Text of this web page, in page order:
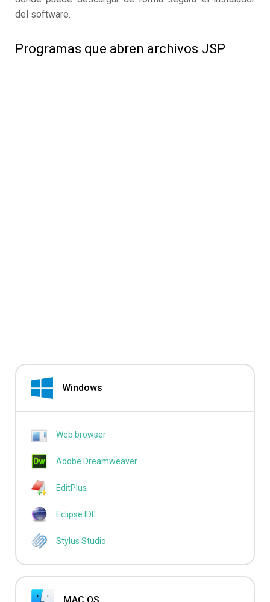
del software.
Programas que abren archivos JSP
Windows
Web browser
Adobe Dreamweaver
EditPlus
Eclipse IDE
Stylus Studio